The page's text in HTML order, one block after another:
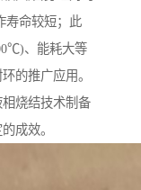
寿命较短；此
、能耗大等
的推广应用。
烧结技术制备
成效。